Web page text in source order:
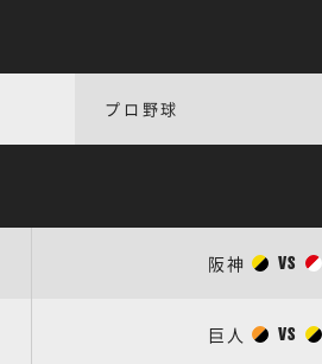
プロ野球
阪神 VS
巨人 VS